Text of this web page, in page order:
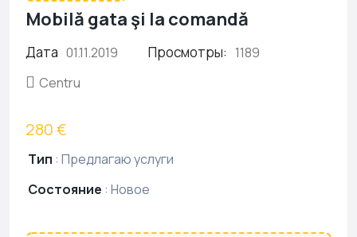
Mobilă gata şi la comandă
Дата 01.11.2019 Просмотры: 1189
Centru
280 €
Тип : Предлагаю услуги
Состояние : Новое